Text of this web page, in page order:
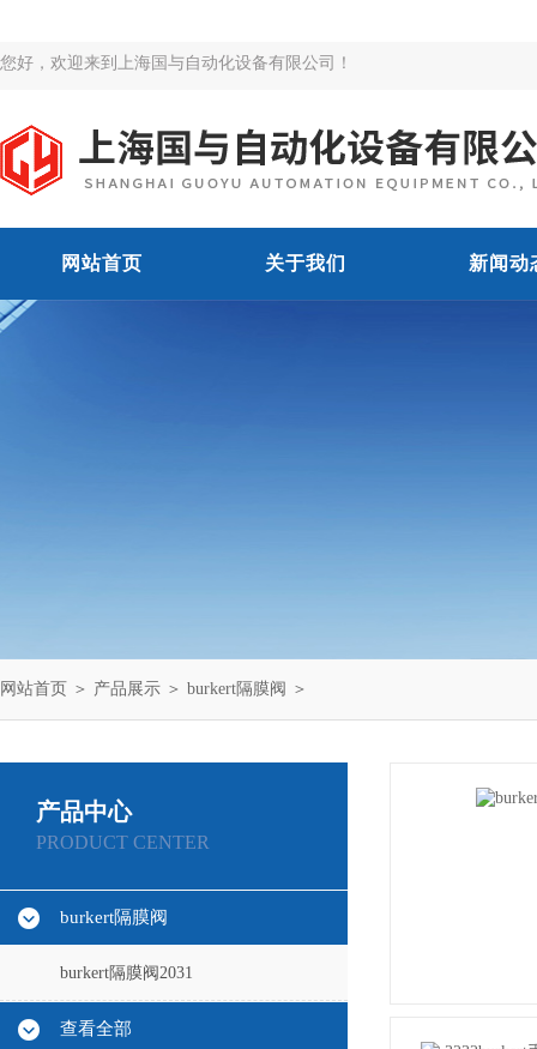
您好，欢迎来到上海国与自动化设备有限公司！
网站首页 关于我们 新闻动
网站首页 ＞ 产品展示 ＞ burkert隔膜阀 ＞
产品中心
PRODUCT CENTER
burkert隔膜阀
burkert隔膜阀2031
查看全部